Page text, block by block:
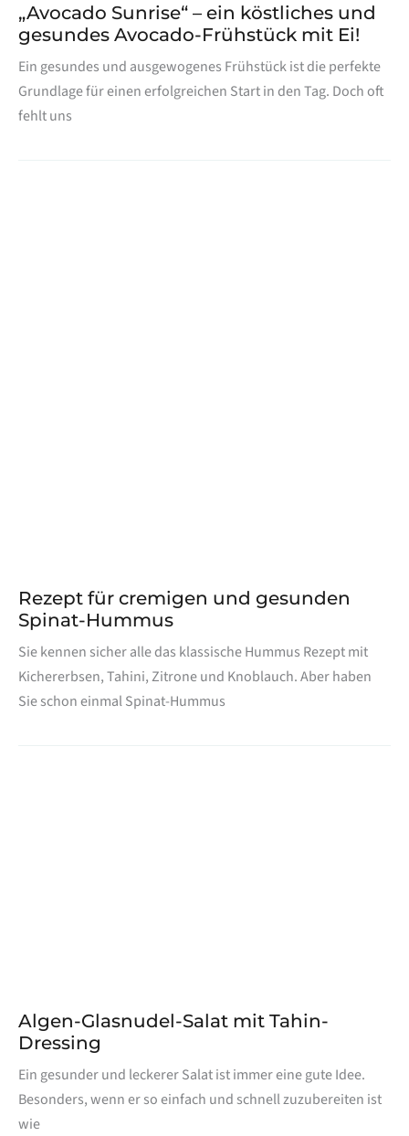
„Avocado Sunrise“ – ein köstliches und
gesundes Avocado-Frühstück mit Ei!
Ein gesundes und ausgewogenes Frühstück ist die perfekte
Grundlage für einen erfolgreichen Start in den Tag. Doch oft
fehlt uns
Rezept für cremigen und gesunden
Spinat-Hummus
Sie kennen sicher alle das klassische Hummus Rezept mit
Kichererbsen, Tahini, Zitrone und Knoblauch. Aber haben
Sie schon einmal Spinat-Hummus
Algen-Glasnudel-Salat mit Tahin-
Dressing
Ein gesunder und leckerer Salat ist immer eine gute Idee.
Besonders, wenn er so einfach und schnell zuzubereiten ist
wie